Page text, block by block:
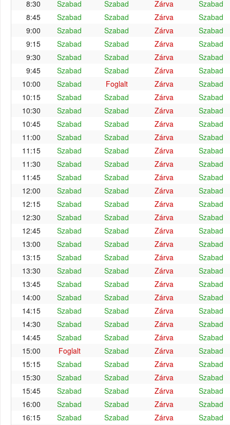
8:30
Szabad Szabad Zárva
Szabad
8:45
Szabad Szabad Zárva
Szabad
9:00
Szabad Szabad Zárva
Szabad
9:15
Szabad Szabad Zárva
Szabad
9:30
Szabad Szabad Zárva
Szabad
9:45
Szabad Szabad Zárva
Szabad
10:00
Szabad Foglalt Zárva
Szabad
10:15
Szabad Szabad Zárva
Szabad
10:30
Szabad Szabad Zárva
Szabad
10:45
Szabad Szabad Zárva
Szabad
11:00
Szabad Szabad Zárva
Szabad
11:15
Szabad Szabad Zárva
Szabad
11:30
Szabad Szabad Zárva
Szabad
11:45
Szabad Szabad Zárva
Szabad
12:00
Szabad Szabad Zárva
Szabad
12:15
Szabad Szabad Zárva
Szabad
12:30
Szabad Szabad Zárva
Szabad
12:45
Szabad Szabad Zárva
Szabad
13:00
Szabad Szabad Zárva
Szabad
13:15
Szabad Szabad Zárva
Szabad
13:30
Szabad Szabad Zárva
Szabad
13:45
Szabad Szabad Zárva
Szabad
14:00
Szabad Szabad Zárva
Szabad
14:15
Szabad Szabad Zárva
Szabad
14:30
Szabad Szabad Zárva
Szabad
14:45
Szabad Szabad Zárva
Szabad
15:00
Foglalt Szabad Zárva
Szabad
15:15
Szabad Szabad Zárva
Szabad
15:30
Szabad Szabad Zárva
Szabad
15:45
Szabad Szabad Zárva
Szabad
16:00
Szabad Szabad Zárva
Szabad
16:15
Szabad Szabad Zárva Szabad